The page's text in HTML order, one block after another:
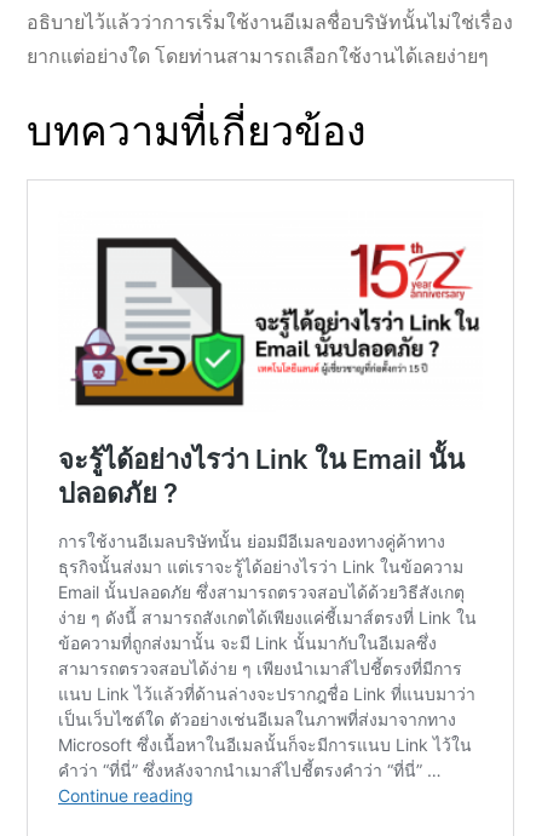
อธิบายไว้แล้วว่าการเริ่มใช้งานอีเมลชื่อบริษัทนั้นไม่ใช่เรื่อง
ยากแต่อย่างใด โดยท่านสามารถเลือกใช้งานได้เลยง่ายๆ
บทความที่เกี่ยวข้อง